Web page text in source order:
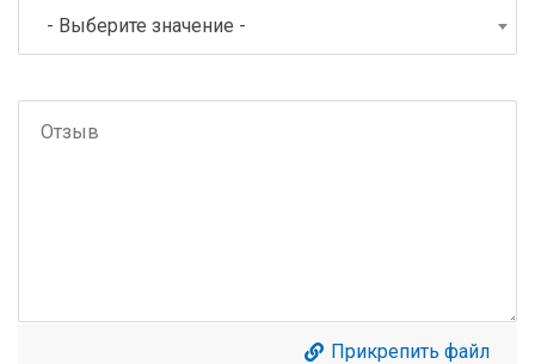
- Выберите значение -
Прикрепить файл